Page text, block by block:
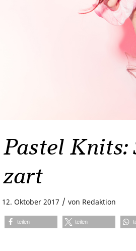
Pastel Knits:
zart
12. Oktober 2017 / von Redaktion
teilen teilen